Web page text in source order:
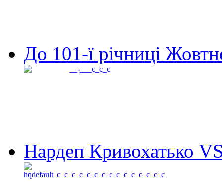
До 101-ї річниці
Нардеп Кривохатько